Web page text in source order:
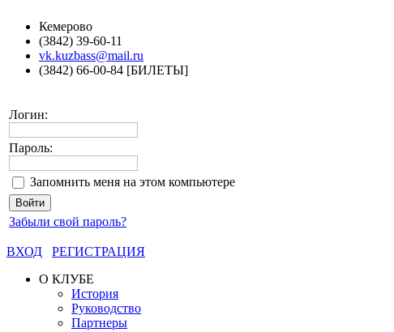
Кемерово
(3842) 39-60-11
vk.kuzbass@mail.ru
(3842) 66-00-84 [БИЛЕТЫ]
Логин:
Пароль:
Запомнить меня на этом компьютере
Забыли свой пароль?
ВХОД
РЕГИСТРАЦИЯ
О КЛУБЕ
История
Руководство
Партнеры